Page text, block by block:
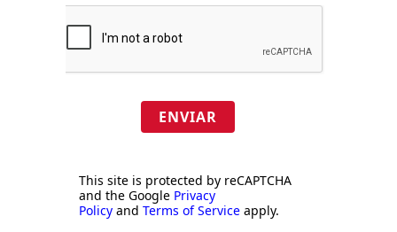
ENVIAR
This site is protected by reCAPTCHA
and the Google Privacy
Policy and Terms of Service apply.